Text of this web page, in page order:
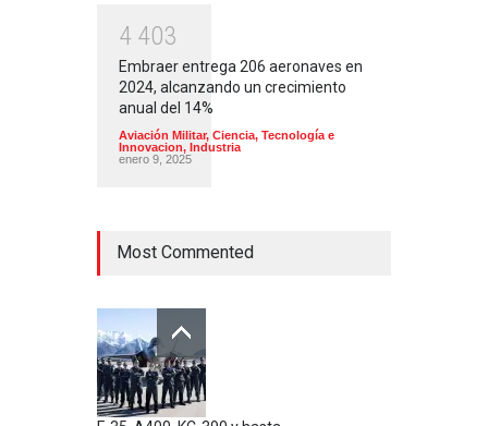
4 403
Embraer entrega 206 aeronaves en
2024, alcanzando un crecimiento
anual del 14%
Aviación Militar, Ciencia, Tecnología e
Innovacion, Industria
enero 9, 2025
Most Commented